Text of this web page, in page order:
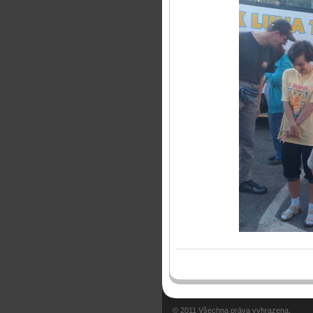
© 2011 Všechna práva vyhrazena.